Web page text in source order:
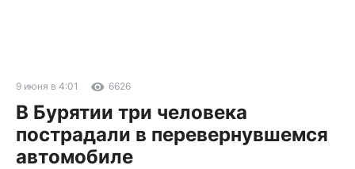
9 июня в 4:01 6626
В Бурятии три человека
пострадали в перевернувшемся
автомобиле